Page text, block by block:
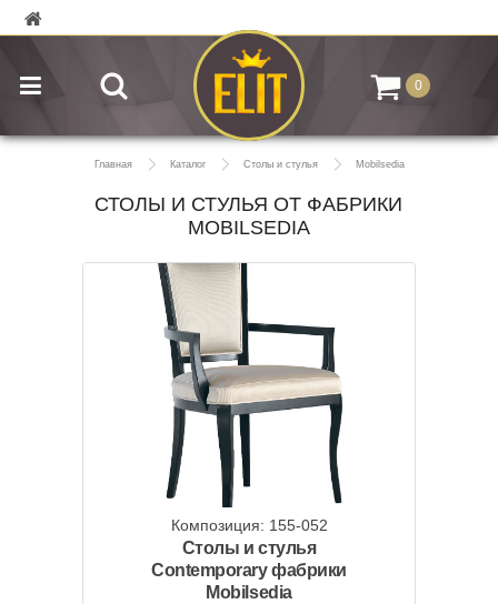
0
Главная Каталог Столы и стулья Mobilsedia
СТОЛЫ И СТУЛЬЯ ОТ ФАБРИКИ
MOBILSEDIA
Композиция: 155-052
Столы и стулья
Contemporary фабрики
Mobilsedia